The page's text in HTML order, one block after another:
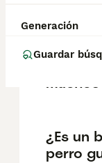
Generación
Guardar
¿Los
¿Es un
perro